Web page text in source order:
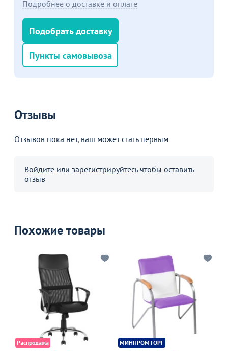
Подробнее о доставке и оплате
Подобрать доставку
Пункты самовывоза
Отзывы
Отзывов пока нет, ваш может стать первым
Войдите или зарегистрируйтесьчтобы оставить
отзыв
Похожие товары
Распродажа МИНПРОМТОРГ